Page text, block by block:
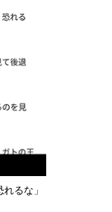
るな」